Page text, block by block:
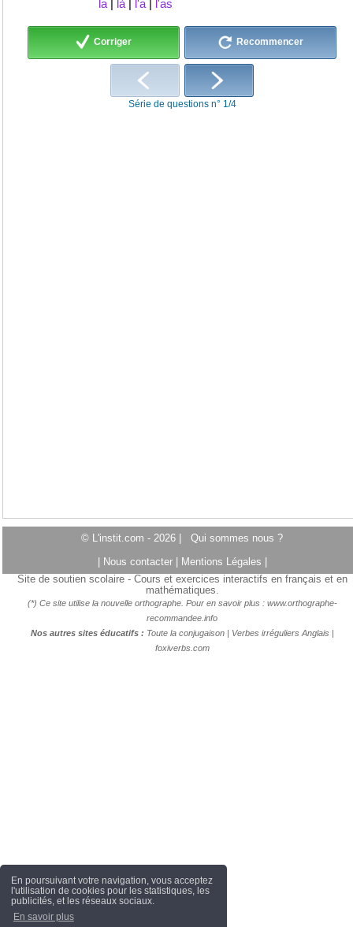
En poursuivant votre navigation, vous acceptez
l'utilisation de cookies pour les statistiques, les
publicités, et les réseaux sociaux.
En savoir plus
la | là | l'a | l'as
Corriger Recommencer
Série de questions n° 1/4
© L'instit.com - 2026 | Qui sommes nous ?
Nous contacter Mentions Légales
Site de soutien scolaire - Cours et exercices interactifs en français et en
mathématiques.
(*) Ce site utilise la nouvelle orthographe. Pour en savoir plus : www.orthographe-
recommandee.info
Nos autres sites éducatifs : Toute la conjugaison| Verbes irréguliers Anglais |
foxiverbs.com